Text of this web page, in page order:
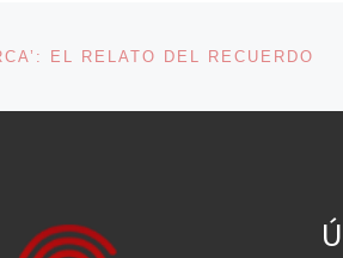
EL RELATO DEL RECUERDO